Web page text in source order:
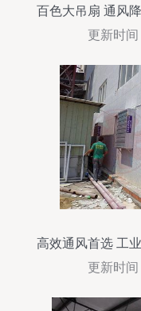
百色大吊扇 通风
更新时
高效通风首选 工
更新时